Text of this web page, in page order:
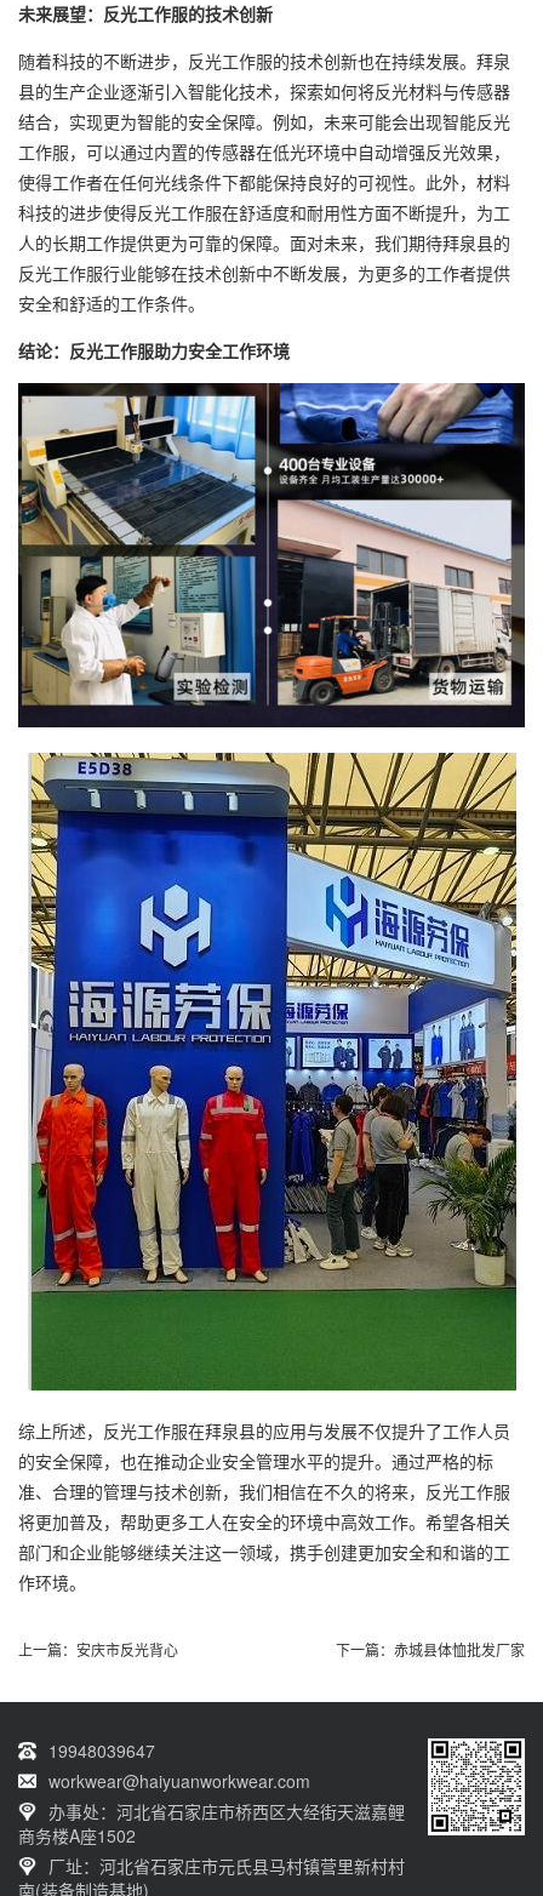
未来展望：反光工作服的技术创新
随着科技的不断进步，反光工作服的技术创新也在持续发展。拜泉
县的生产企业逐渐引入智能化技术，探索如何将反光材料与传感器
结合，实现更为智能的安全保障。例如，未来可能会出现智能反光
工作服，可以通过内置的传感器在低光环境中自动增强反光效果，
使得工作者在任何光线条件下都能保持良好的可视性。此外，材料
科技的进步使得反光工作服在舒适度和耐用性方面不断提升，为工
人的长期工作提供更为可靠的保障。面对未来，我们期待拜泉县的
反光工作服行业能够在技术创新中不断发展，为更多的工作者提供
安全和舒适的工作条件。
结论：反光工作服助力安全工作环境
综上所述，反光工作服在拜泉县的应用与发展不仅提升了工作人员
的安全保障，也在推动企业安全管理水平的提升。通过严格的标
准、合理的管理与技术创新，我们相信在不久的将来，反光工作服
将更加普及，帮助更多工人在安全的环境中高效工作。希望各相关
部门和企业能够继续关注这一领域，携手创建更加安全和和谐的工
作环境。
上一篇： 安庆市反光背心 下一篇： 赤城县体恤批发厂家
19948039647
workwear@haiyuanworkwear.com
办事处：河北省石家庄市桥西区大经街天滋嘉鲤
商务楼A座1502
厂址：河北省石家庄市元氏县马村镇营里新村村
南(装备制造基地)